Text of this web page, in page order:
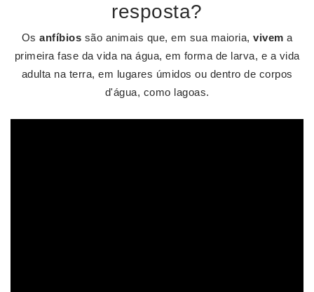
resposta?
Os anfíbios são animais que, em sua maioria, vivem a
primeira fase da vida na água, em forma de larva, e a vida
adulta na terra, em lugares úmidos ou dentro de corpos
d'água, como lagoas.